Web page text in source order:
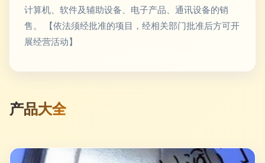
计算机、软件及辅助设备、电子产品、通讯设备的销
售。 【依法须经批准的项目，经相关部门批准后方可开
展经营活动】
产品大全